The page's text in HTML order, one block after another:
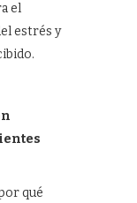
el
estrés y
qué